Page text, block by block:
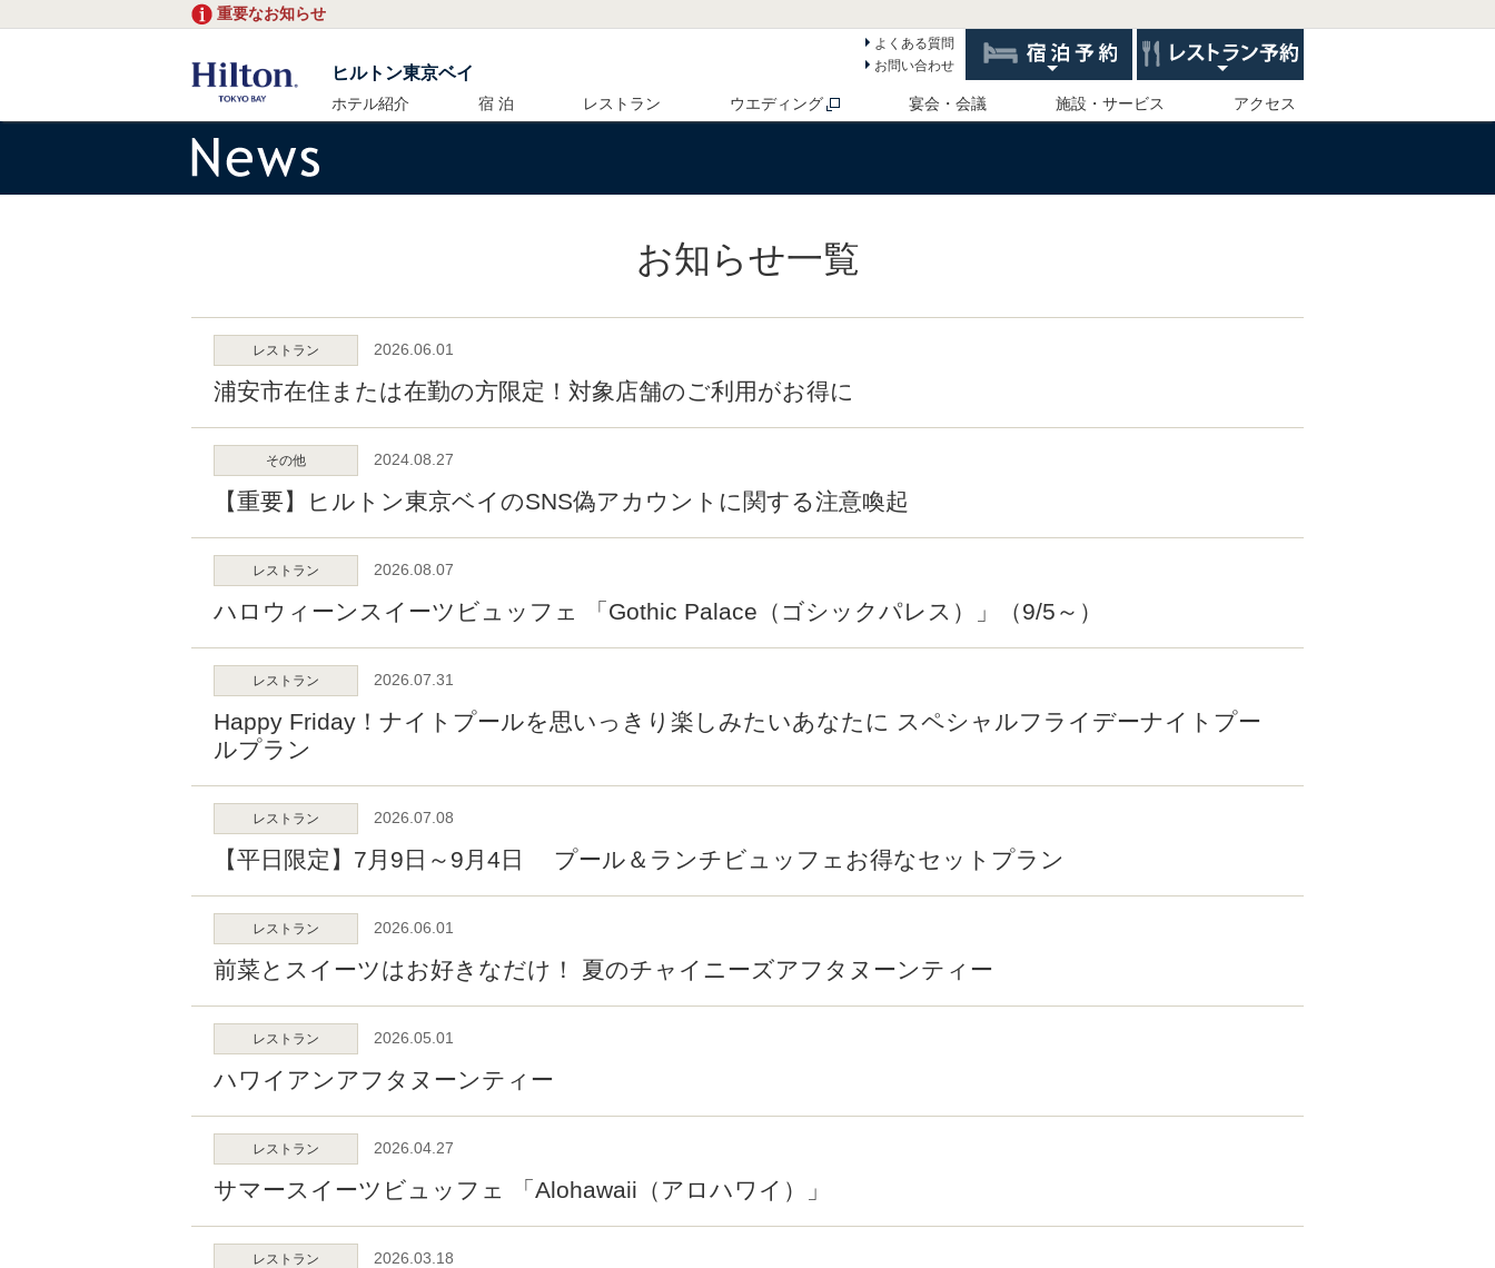
重要なお知らせ
ヒルトン東京ベイ
よくある質問
お問い合わせ
ホテル紹介 宿 泊 レストラン ウエディング 宴会・会議 施設・サービス アクセス
お知らせ一覧
レストラン 2026.06.01
浦安市在住または在勤の方限定！対象店舗のご利用がお得に
その他 2024.08.27
【重要】ヒルトン東京ベイのSNS偽アカウントに関する注意喚起
レストラン 2026.08.07
ハロウィーンスイーツビュッフェ 「Gothic Palace（ゴシックパレス）」（9/5～）
レストラン 2026.07.31
Happy Friday！ナイトプールを思いっきり楽しみたいあなたに スペシャルフライデーナイトプー
ルプラン
レストラン 2026.07.08
【平日限定】7月9日～9月4日 プール＆ランチビュッフェお得なセットプラン
レストラン 2026.06.01
前菜とスイーツはお好きなだけ！ 夏のチャイニーズアフタヌーンティー
レストラン 2026.05.01
ハワイアンアフタヌーンティー
レストラン 2026.04.27
サマースイーツビュッフェ 「Alohawaii（アロハワイ）」
レストラン 2026.03.18